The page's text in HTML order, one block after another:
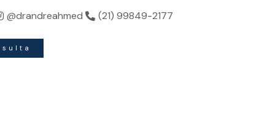
sua beleza.
@drandreahmed (21) 99849-2177